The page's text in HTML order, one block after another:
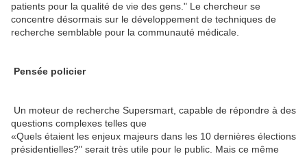
patients pour la qualité de vie des gens." Le chercheur se
concentre désormais sur le développement de techniques de
recherche semblable pour la communauté médicale.
Pensée policier
Un moteur de recherche Supersmart, capable de répondre à des
questions complexes telles que
«Quels étaient les enjeux majeurs dans les 10 dernières élections
présidentielles?" serait très utile pour le public. Mais ce même